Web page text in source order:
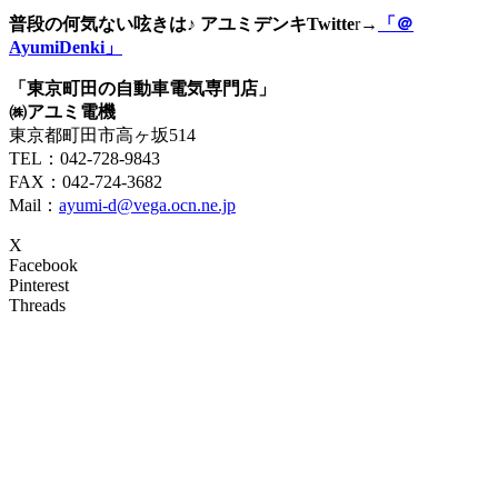
普段の何気ない呟きは♪ アユミデンキTwitter→
「＠
AyumiDenki」
「東京町田の自動車電気専門店」
㈱アユミ電機
東京都町田市高ヶ坂514
TEL：042-728-9843
FAX：042-724-3682
Mail： ayumi-d@vega.ocn.ne.jp
X
Facebook
Pinterest
Threads